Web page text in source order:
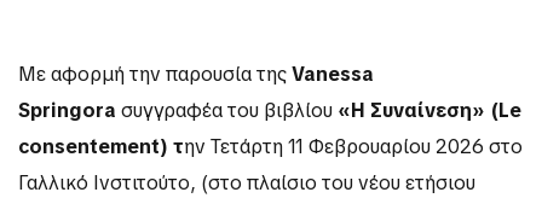
Με αφορμή την παρουσία τηςVanessa
Springora συγγραφέα του βιβλίου «Η Συναίνεση» (Le
consentement) την Τετάρτη 11 Φεβρουαρίου 2026 στο
Γαλλικό Ινστιτούτο, (στο πλαίσιο του νέου ετήσιου